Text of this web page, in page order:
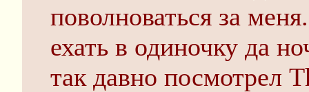
поволноваться за
ехать в одиночку да
так давно посмотрел